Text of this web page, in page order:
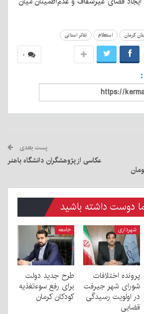
کرمان استعلام تئاتر استانی
۰
پست بعدی
عکاسی از پژوهشگران دانشگاه باهنر
دوست داشته باشید
شهرداری
پرونده اختلافات
شورای شهر جیرفت
در اولویت رسیدگی
قضایی
جامعه
طرح جدید دولت
برای رفع سوءتغذیه
کودکان کرمان